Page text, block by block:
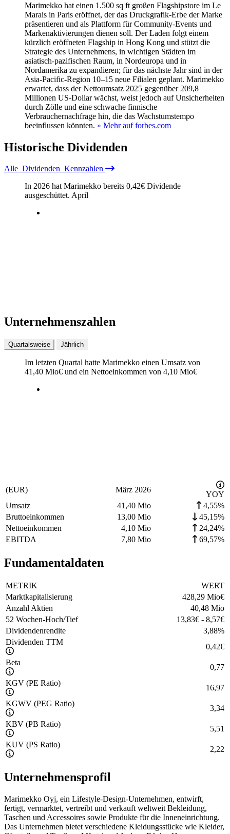
Marimekko hat einen 1.500 sq ft großen Flagshipstore im Le
Marais in Paris eröffnet, der das Druckgrafik-Erbe der Marke
präsentieren und als Plattform für Community-Events und
Markenaktivierungen dienen soll. Der Laden folgt einem
kürzlich eröffneten Flagship in Hong Kong und stützt die
Strategie des Unternehmens, in wichtigen Städten im
asiatisch-pazifischen Raum, in Nordeuropa und in
Nordamerika zu expandieren; für das nächste Jahr sind in der
Asia-Pacific-Region 10–15 neue Filialen geplant. Marimekko
erwartet, dass der Nettoumsatz 2025 gegenüber 209,8
Millionen US-Dollar wächst, weist jedoch auf Unsicherheiten
durch Zölle und eine schwache finnische
Verbrauchernachfrage hin, die das Wachstumstempo
beeinflussen könnten. » Mehr auf forbes.com
Historische Dividenden
Alle Dividenden Kennzahlen
In 2026 hat Marimekko bereits 0,42€ Dividende
ausgeschüttet. April
Unternehmenszahlen
Quartalsweise Jährlich
Im letzten Quartal hatte Marimekko einen Umsatz von
41,40 Mio€ und ein Nettoeinkommen von 4,10 Mio€
(EUR) März 2026
YOY
Umsatz
41,40 Mio
4,55%
Bruttoeinkommen
13,00 Mio
45,15%
Nettoeinkommen
4,10 Mio
24,24%
EBITDA
7,80 Mio 69,57%
Fundamentaldaten
METRIK
WERT
Marktkapitalisierung
428,29 Mio€
Anzahl Aktien
40,48 Mio
52 Wochen-Hoch/Tief
13,83€ - 8,57€
Dividendenrendite
3,88%
Dividenden TTM
0,42€
Beta
0,77
KGV (PE Ratio)
16,97
KGWV (PEG Ratio)
3,34
KBV (PB Ratio)
5,51
KUV (PS Ratio)
2,22
Unternehmensprofil
Marimekko Oyj, ein Lifestyle-Design-Unternehmen, entwirft,
fertigt, vermarktet, vertreibt und verkauft weltweit Bekleidung,
Taschen und Accessoires sowie Produkte für die Inneneinrichtung.
Das Unternehmen bietet verschiedene Kleidungsstücke wie Kleider,